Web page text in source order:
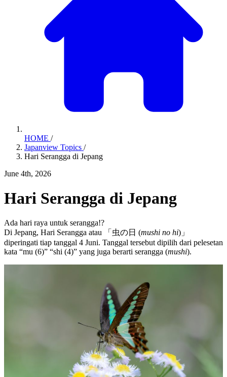
HOME /
Japanview Topics /
Hari Serangga di Jepang
June 4th, 2026
Hari Serangga di Jepang
Ada hari raya untuk serangga!?
Di Jepang, Hari Serangga atau 「虫の日 (mushi no hi)」
diperingati tiap tanggal 4 Juni. Tanggal tersebut dipilih dari pelesetan
kata “mu (6)” “shi (4)” yang juga berarti serangga (mushi).